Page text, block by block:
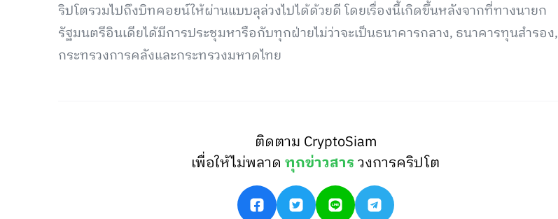
ริปโตรวมไปถึงบิทคอยน์ให้ผ่านแบบลุล่วงไปได้ด้วยดี โดยเรื่องนี้เกิดขึ้นหลังจากที่ทางนายก
รัฐมนตรีอินเดียได้มีการประชุมหารือกับทุกฝ่ายไม่ว่าจะเป็นธนาคารกลาง, ธนาคารทุนสำรอง,
กระทรวงการคลังและกระทรวงมหาดไทย
ติดตาม CryptoSiam
เพื่อให้ไม่พลาดทุกข่าวสารวงการคริปโต